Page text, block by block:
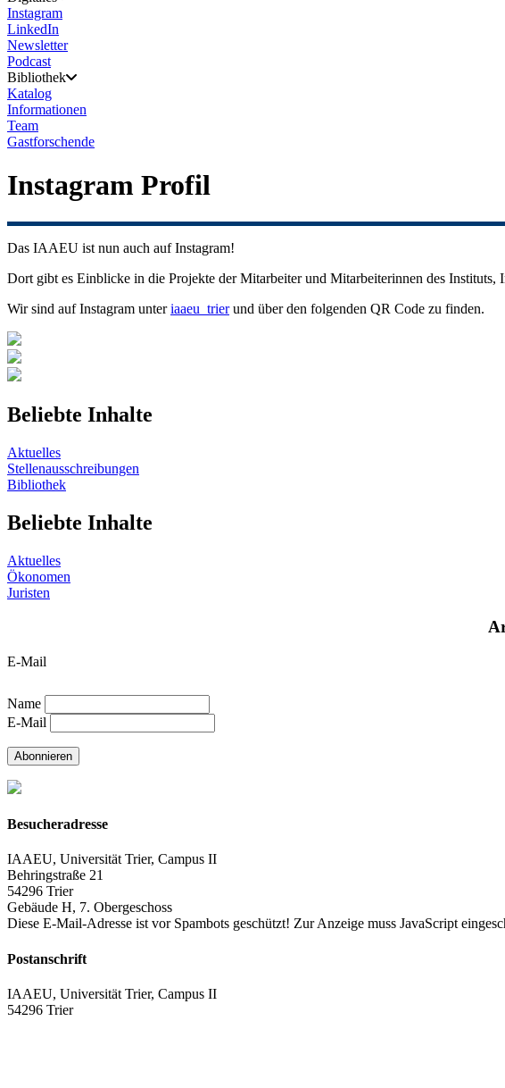
Instagram
LinkedIn
Newsletter
Podcast
Bibliothek
Katalog
Informationen
Team
Gastforschende
Instagram Profil
Das IAAEU ist nun auch auf Instagram!
Dort gibt es Einblicke in die Projekte der Mitarbeiter und Mitarbeiterinnen des
Wir sind auf Instagram unteriaaeu_trierund über den folgenden QR Code zu finden.
Beliebte Inhalte
Aktuelles
Stellenausschreibungen
Bibliothek
Beliebte Inhalte
Aktuelles
Ökonomen
Juristen
E-Mail
Name
E-Mail
Abonnieren
Besucheradresse
IAAEU, Universität Trier, Campus II
Behringstraße 21
54296 Trier
Gebäude H, 7. Obergeschoss
Diese E-Mail-Adresse ist vor Spambots geschützt! Zur Anzeige muss JavaScript
Postanschrift
IAAEU, Universität Trier, Campus II
54296 Trier